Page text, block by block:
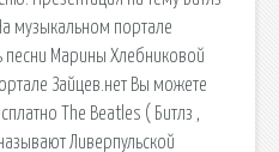
музыкальном портале
песни Марины Хлебниковой
Зайцев.нет Вы можете
The Beatles ( Битлз ,
Ливерпульской